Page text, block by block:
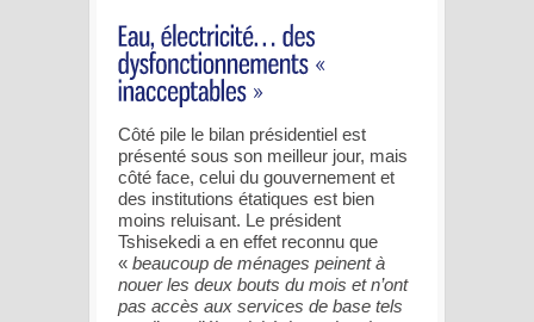
Côté pile le bilan présidentiel est
présenté sous son meilleur jour, mais
côté face, celui du gouvernement et
des institutions étatiques est bien
moins reluisant. Le président
Tshisekedi a en effet reconnu que
« beaucoup de ménages peinent à
nouer les deux bouts du mois et n’ont
pas accès aux services de base tels